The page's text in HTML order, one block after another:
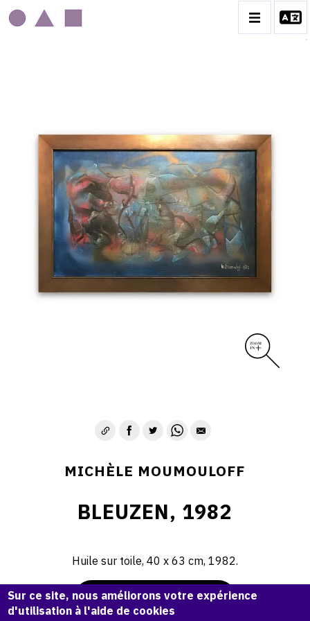
CATALOGUE DES OEUVRES
CONTACT
MICHÈLE MOUMOULOFF
BLEUZEN, 1982
Huile sur toile, 40 x 63 cm, 1982.
Demande d'information
Sur ce site, nous améliorons votre expérience
d'utilisation à l'aide de cookies